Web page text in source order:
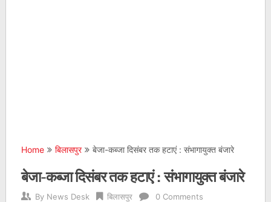
Home बिलासपुर बेजा-कब्जा दिसंबर तक हटाएं : संभागायुक्त बंजारे
बेजा-कब्जा दिसंबर तक हटाएं : संभागायुक्त बंजारे
By News Desk बिलासपुर 0 Comments